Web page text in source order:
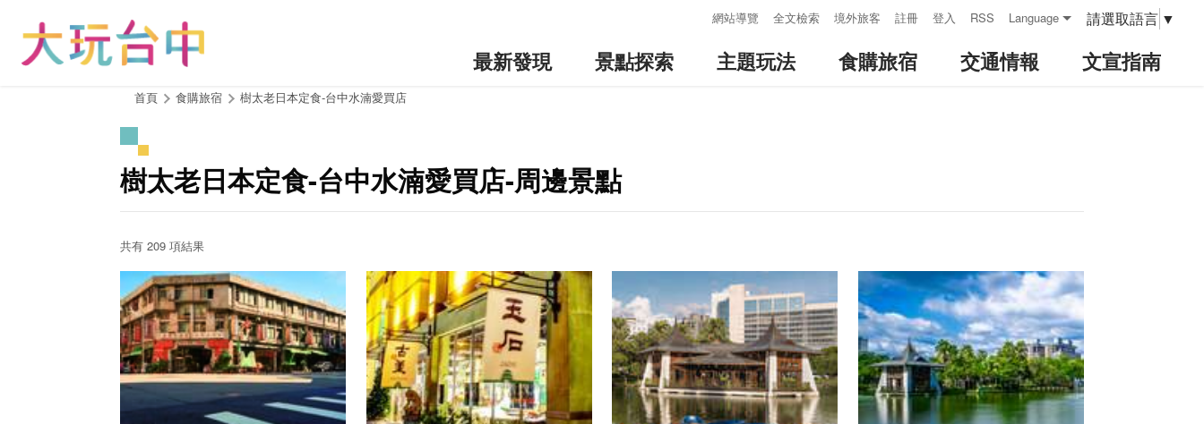
網站導覽 全文檢索 境外旅客 註冊 登入 RSS Language 請選取語言 ▼
最新發現 景點探索 主題玩法 食購旅宿 交通情報 文宣指南
首頁 食購旅宿 樹太老日本定食-台中水湳愛買店
樹太老日本定食-台中水湳愛買店-周邊景點
共有 209 項結果